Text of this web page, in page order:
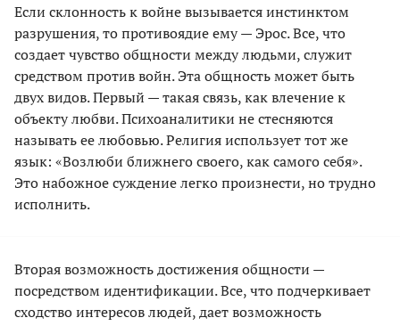
Если склонность к войне вызывается инстинктом
разрушения, то противоядие ему — Эрос. Все, что
создает чувство общности между людьми, служит
средством против войн. Эта общность может быть
двух видов. Первый — такая связь, как влечение к
объекту любви. Психоаналитики не стесняются
называть ее любовью. Религия использует тот же
язык: «Возлюби ближнего своего, как самого себя».
Это набожное суждение легко произнести, но трудно
исполнить.
Вторая возможность достижения общности —
посредством идентификации. Все, что подчеркивает
сходство интересов людей, дает возможность